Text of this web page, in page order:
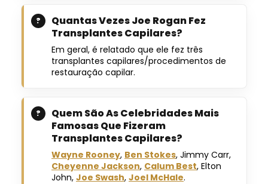
Quantas Vezes Joe Rogan Fez
Transplantes Capilares?
Em geral, é relatado que ele fez três
transplantes capilares/procedimentos de
restauração capilar.
Quem São As Celebridades Mais
Famosas Que Fizeram
Transplantes Capilares?
Wayne Rooney, Ben Stokes, Jimmy Carr,
Cheyenne Jackson, Calum Best, Elton
John, Joe Swash, Joel McHale.